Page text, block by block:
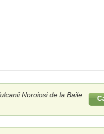
Noroiosi de la Baile